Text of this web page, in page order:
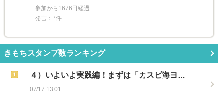
参加から1676日経過
発言：7件
きもちスタンプ数ランキング
４）いよいよ実践編！まずは「カスピ海ヨ…
07/17 13:01